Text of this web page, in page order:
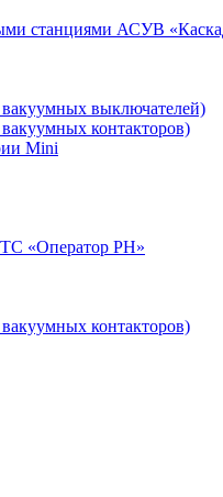
станциями АСУВ
выключателей)
контакторов)
Mini
«Оператор РН»
контакторов)